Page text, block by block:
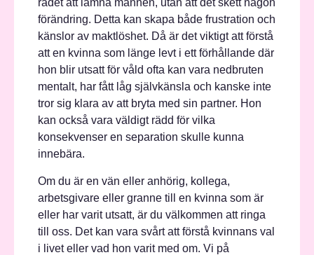
rådet att lämna mannen, utan att det skett någon
förändring. Detta kan skapa både frustration och
känslor av maktlöshet. Då är det viktigt att förstå
att en kvinna som länge levt i ett förhållande där
hon blir utsatt för våld ofta kan vara nedbruten
mentalt, har fått låg självkänsla och kanske inte
tror sig klara av att bryta med sin partner. Hon
kan också vara väldigt rädd för vilka
konsekvenser en separation skulle kunna
innebära.
Om du är en vän eller anhörig, kollega,
arbetsgivare eller granne till en kvinna som är
eller har varit utsatt, är du välkommen att ringa
till oss. Det kan vara svårt att förstå kvinnans val
i livet eller vad hon varit med om. Vi på